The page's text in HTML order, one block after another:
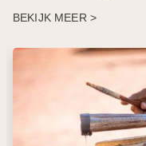
BEKIJK MEER >